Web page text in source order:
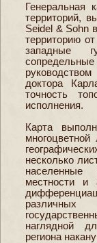
Генеральная
территорий,
Seidel & Sohn
территорию
западные
сопредельные
доктора
точность
исполнения.
Карта
несколько
местности и
наглядной
региона